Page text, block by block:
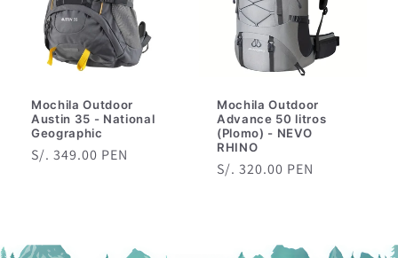
Mochila Outdoor
Austin 35 - National
Geographic
Precio
S/. 349.00 PEN
Mochila Outdoor
Advance 50 litros
(Plomo) - NEVO
RHINO
Precio
S/. 320.00 PEN